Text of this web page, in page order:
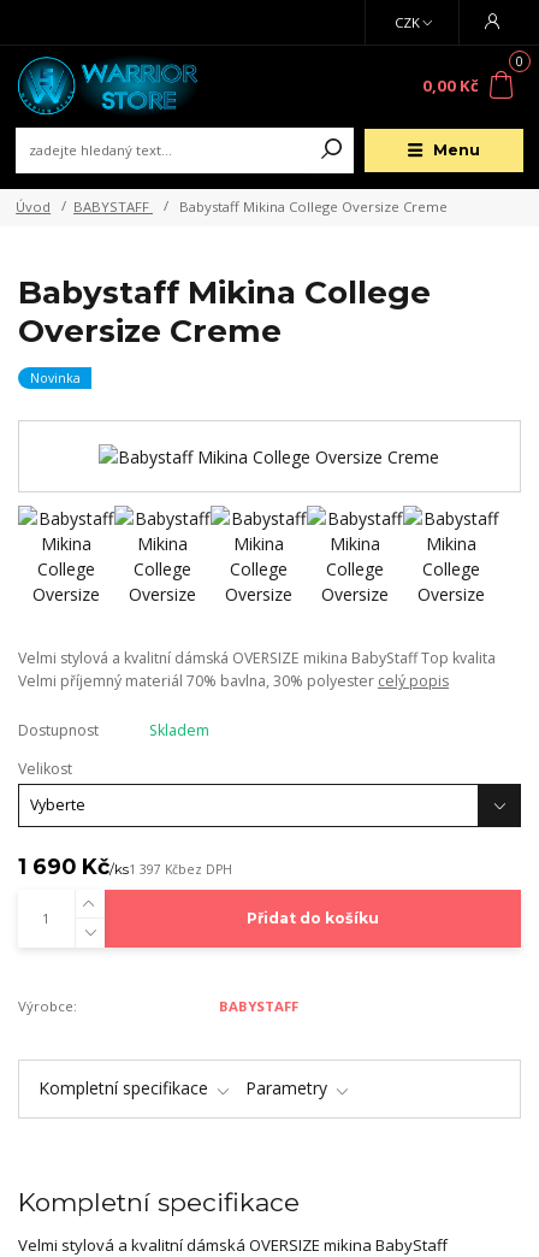
Menu
CZK
0
0,00 Kč
Úvod BABYSTAFF Babystaff Mikina College Oversize Creme
Babystaff Mikina College
Oversize Creme
Novinka
Velmi stylová a kvalitní dámská OVERSIZE mikina BabyStaff Top kvalita
Velmi příjemný materiál 70% bavlna, 30% polyester celý popis
Dostupnost
Skladem
Velikost
1 690 Kč/ks1 397 Kčbez DPH
Přidat do košíku
Výrobce: BABYSTAFF
Kompletní specifikace Parametry
Kompletní specifikace
Velmi stylová a kvalitní dámská OVERSIZE mikina BabyStaff